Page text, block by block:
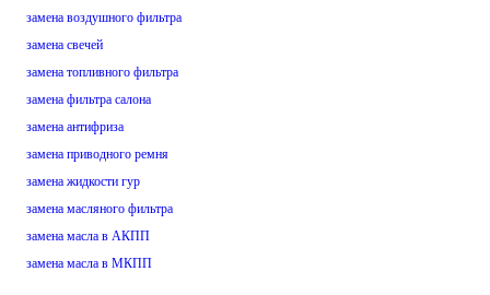
замена воздушного фильтра
замена свечей
замена топливного фильтра
замена фильтра салона
замена антифриза
замена приводного ремня
замена жидкости гур
замена масляного фильтра
замена масла в АКПП
замена масла в МКПП